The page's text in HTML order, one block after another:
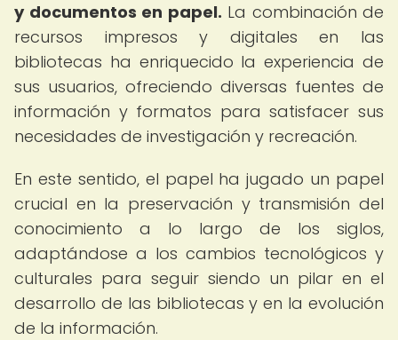
y documentos en papel. La combinación de
recursos impresos y digitales en las
bibliotecas ha enriquecido la experiencia de
sus usuarios, ofreciendo diversas fuentes de
información y formatos para satisfacer sus
necesidades de investigación y recreación.
En este sentido, el papel ha jugado un papel
crucial en la preservación y transmisión del
conocimiento a lo largo de los siglos,
adaptándose a los cambios tecnológicos y
culturales para seguir siendo un pilar en el
desarrollo de las bibliotecas y en la evolución
de la información.